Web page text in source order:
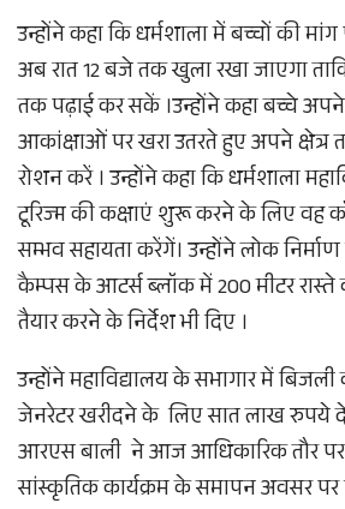
उन्होंने कहा कि धर्मशाला में बच्चों की मांग
अब रात 12 बजे तक खुला रखा जाएगा
तक पढ़ाई कर सकें ।उन्होंने कहा बच्चे अपने
आकांक्षाओं पर खरा उतरते हुए अपने क्षेत्र
रोशन करें । उन्होंने कहा कि धर्मशाला
टूरिज्म की कक्षाएं शुरू करने के लिए वह
सम्भव सहायता करेंगें। उन्होंने लोक
कैम्पस के आटर्स ब्लॉक में 200 मीटर रास्ते
तैयार करने के निर्देश भी दिए ।
उन्होंने महाविद्यालय के सभागार में बिजली
जेनरेटर खरीदने के लिए सात लाख रुपये
आरएस बाली ने आज आधिकारिक तौर पर
सांस्कृतिक कार्यक्रम के समापन अवसर